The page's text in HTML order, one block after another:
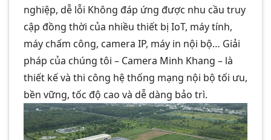
nghiệp, dễ lỗi Không đáp ứng được nhu cầu truy
cập đồng thời của nhiều thiết bị IoT, máy tính,
máy chấm công, camera IP, máy in nội bộ… Giải
pháp của chúng tôi – Camera Minh Khang – là
thiết kế và thi công hệ thống mạng nội bộ tối ưu,
bền vững, tốc độ cao và dễ dàng bảo trì.